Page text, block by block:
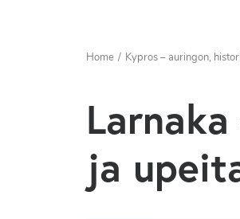
Home Kypros – auringon,
ja